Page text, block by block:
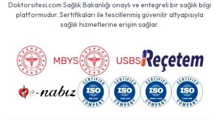
Doktorsitesi.com Sağlık Bakanlığı onaylı ve entegreli bir sağlık bilgi
platformudur. Sertifikaları ile tescillenmiş güvenilir altyapısıyla
sağlık hizmetlerine erişim sağlar.